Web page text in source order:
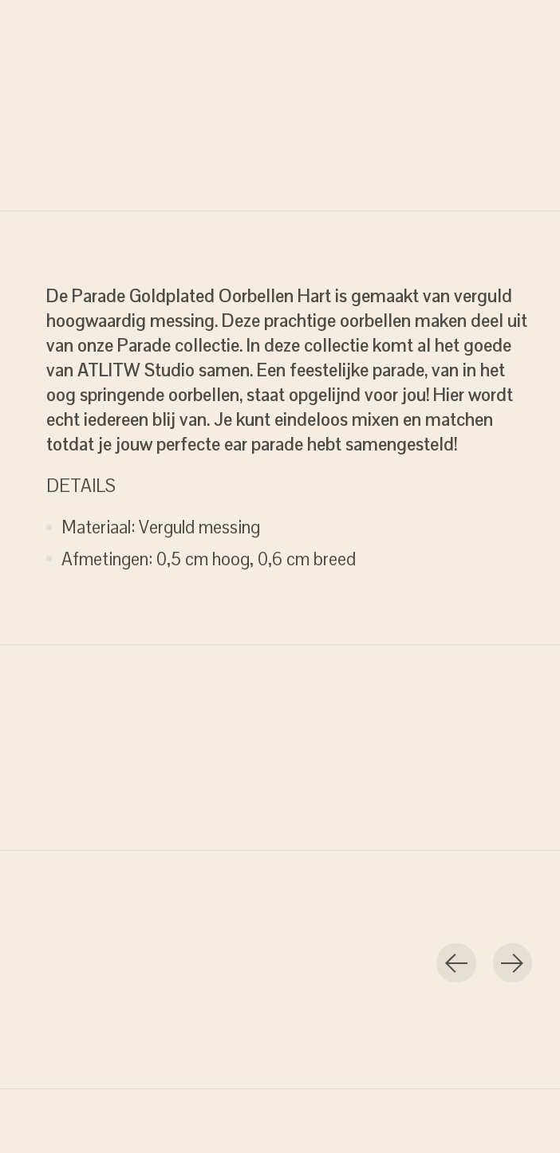
De Parade Goldplated Oorbellen Hart is gemaakt van verguld
hoogwaardig messing. Deze prachtige oorbellen maken deel uit
van onze Parade collectie. In deze collectie komt al het goede
van ATLITW Studio samen. Een feestelijke parade, van in het
oog springende oorbellen, staat opgelijnd voor jou! Hier wordt
echt iedereen blij van. Je kunt eindeloos mixen en matchen
totdat je jouw perfecte ear parade hebt samengesteld!
DETAILS
Materiaal: Verguld messing
Afmetingen: 0,5 cm hoog, 0,6 cm breed